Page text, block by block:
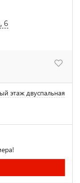
6
этаж двуспальная